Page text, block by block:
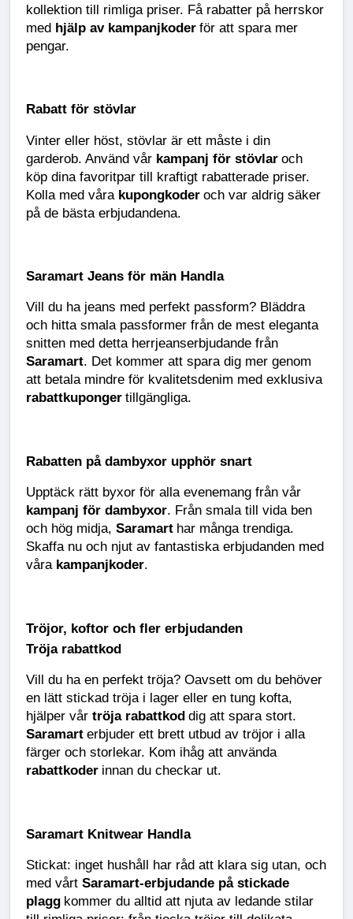
kollektion till rimliga priser. Få rabatter på herrskor
med hjälp av kampanjkoder för att spara mer
pengar.
Rabatt för stövlar
Vinter eller höst, stövlar är ett måste i din
garderob. Använd vår kampanj för stövlar och
köp dina favoritpar till kraftigt rabatterade priser.
Kolla med våra kupongkoder och var aldrig säker
på de bästa erbjudandena.
Saramart Jeans för män Handla
Vill du ha jeans med perfekt passform? Bläddra
och hitta smala passformer från de mest eleganta
snitten med detta herrjeanserbjudande från
Saramart. Det kommer att spara dig mer genom
att betala mindre för kvalitetsdenim med exklusiva
rabattkuponger tillgängliga.
Rabatten på dambyxor upphör snart
Upptäck rätt byxor för alla evenemang från vår
kampanj för dambyxor. Från smala till vida ben
och hög midja, Saramart har många trendiga.
Skaffa nu och njut av fantastiska erbjudanden med
våra kampanjkoder.
Tröjor, koftor och fler erbjudanden
Tröja rabattkod
Vill du ha en perfekt tröja? Oavsett om du behöver
en lätt stickad tröja i lager eller en tung kofta,
hjälper vår tröja rabattkod dig att spara stort.
Saramart erbjuder ett brett utbud av tröjor i alla
färger och storlekar. Kom ihåg att använda
rabattkoder innan du checkar ut.
Saramart Knitwear Handla
Stickat: inget hushåll har råd att klara sig utan, och
med vårt Saramart-erbjudande på stickade
plagg kommer du alltid att njuta av ledande stilar